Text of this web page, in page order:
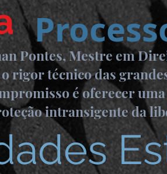
Pontes, Mestre em
rigor técnico das
é oferecer
intransigente da